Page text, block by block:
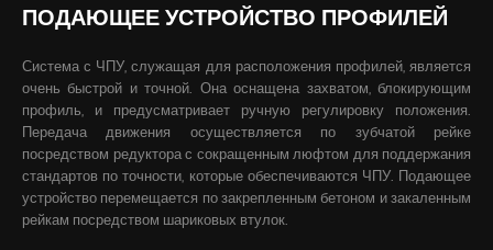
ПОДАЮЩЕЕ УСТРОЙСТВО ПРОФИЛЕЙ
Система с ЧПУ, служащая для расположения профилей, является
очень быстрой и точной. Она оснащена захватом, блокирующим
профиль, и предусматривает ручную регулировку положения.
Передача движения осуществляется по зубчатой рейке
посредством редуктора с сокращенным люфтом для поддержания
стандартов по точности, которые обеспечиваются ЧПУ. Подающее
устройство перемещается по закрепленным бетоном и закаленным
рейкам посредством шариковых втулок.